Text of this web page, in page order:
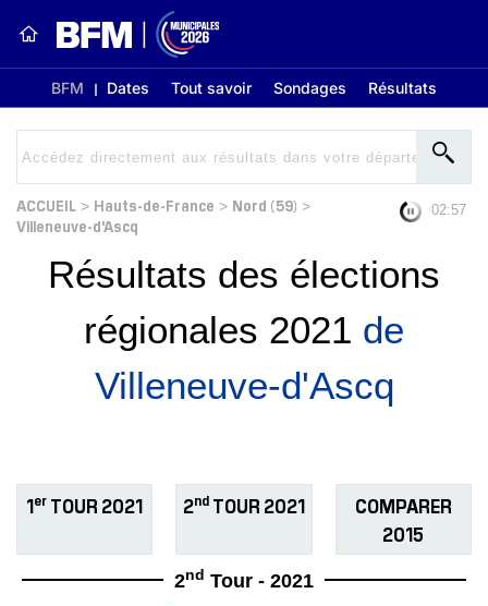
BFM Dates Tout savoir Sondages Résultats
ACCUEIL > Hauts-de-France > Nord (59) >
Villeneuve-d'Ascq
02:56
Résultats des élections
régionales 2021 de
Villeneuve-d'Ascq
1er TOUR 2021 2ndTOUR 2021
COMPARER
2015
2nd Tour - 2021